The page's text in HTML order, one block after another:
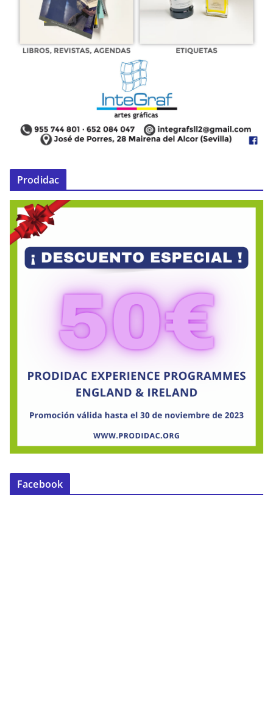
Prodidac
Facebook